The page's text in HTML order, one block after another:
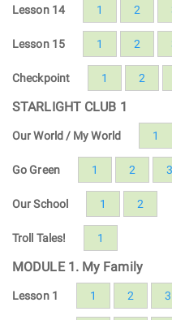
Lesson 14 1 2
Lesson 15 1 2
Checkpoint 1 2
STARLIGHT CLUB 1
Our World / My World 1
Go Green 1 2 3
Our School 1 2
Troll Tales! 1
MODULE 1. My Family
Lesson 1 1 2 3